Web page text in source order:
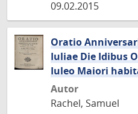
09.02.2015
Oratio
Iuliae Die Idibus
Iuleo Maiori
Autor
Rachel, Samuel